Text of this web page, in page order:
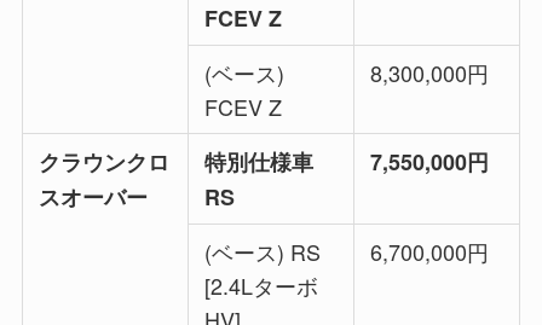
FCEV Z
(ベース)
FCEV Z
8,300,000円
クラウンクロ
スオーバー
特別仕様車
RS
7,550,000円
(ベース) RS
[2.4Lターボ
HV]
6,700,000円